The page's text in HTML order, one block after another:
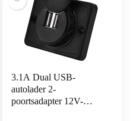
3.1A Dual USB-
autolader 2-
poortsadapter 12V-